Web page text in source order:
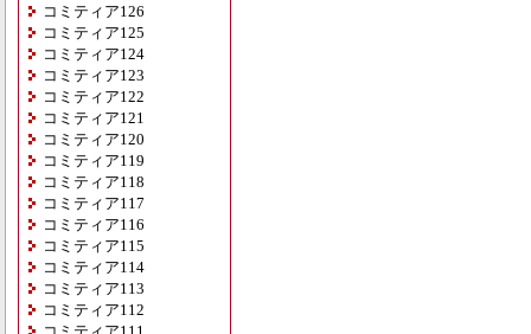
コミティア126
コミティア125
コミティア124
コミティア123
コミティア122
コミティア121
コミティア120
コミティア119
コミティア118
コミティア117
コミティア116
コミティア115
コミティア114
コミティア113
コミティア112